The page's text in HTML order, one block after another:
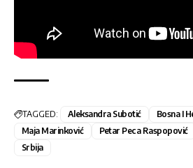
TAGGED: Aleksandra Subotić
Bosna I
Maja Marinković
Petar Peca Raspopović
Srbija